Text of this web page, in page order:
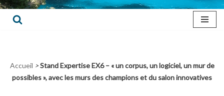
Accueil > Stand Expertise EX6 – « un corpus, un logiciel, un mur de
possibles », avec les murs des champions et du salon innovatives